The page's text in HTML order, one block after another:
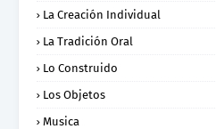
La Creación Individual
La Tradición Oral
Lo Construido
Los Objetos
Musica